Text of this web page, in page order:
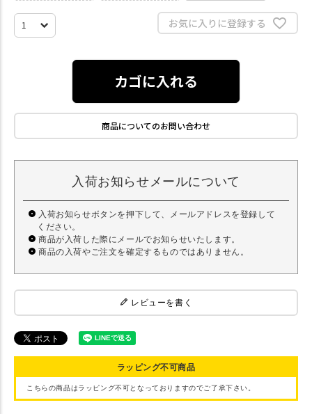
お気に入りに登録する
カゴに入れる
商品についてのお問い合わせ
入荷お知らせメールについて
入荷お知らせボタンを押下して、メールアドレスを登録して
ください。
商品が入荷した際にメールでお知らせいたします。
商品の入荷やご注文を確定するものではありません。
レビューを書く
ラッピング不可商品
こちらの商品はラッピング不可となっておりますのでご了承下さい。